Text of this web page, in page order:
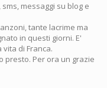
messaggi su blog e
tante lacrime ma
in questi giorni. E'
di Franca.
presto. Per ora un grazie